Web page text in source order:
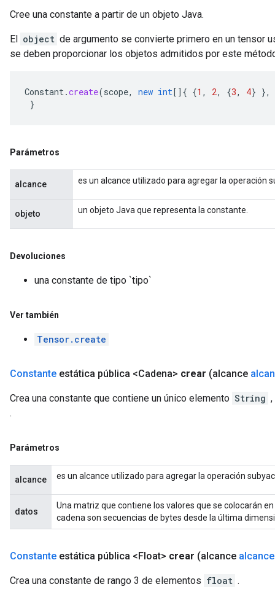
Cree una constante a partir de un objeto Java.
El object de argumento se convierte primero en un tensor
se deben proporcionar los objetos admitidos por este
Constant.create(scope, new int[] { {1 , 2, {3, 4} },
}
Parámetros
alcance es un alcance utilizado para agregar la operación
objeto un objeto Java que representa la constante.
Devoluciones
una constante de tipo `tipo`
Ver también
Tensor.create
Constante estática pública <Cadena> crear (alcance
Crea una constante que contiene un único elemento String
.
Parámetros
alcance es un alcance utilizado para agregar la operación
datos
Una matriz que contiene los valores que se colocarán
cadena son secuencias de bytes desde la última
Constante estática pública <Float> crear (alcance alcance
Crea una constante de rango 3 de elementos float .